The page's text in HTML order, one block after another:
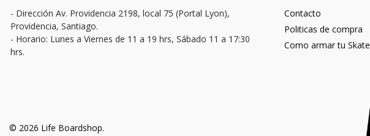
- Dirección Av. Providencia 2198, local 75 (Portal Lyon),
Providencia, Santiago.
- Horario: Lunes a Viernes de 11 a 19 hrs, Sábado 11 a 17:30
hrs.
Contacto
Politicas de compra
Como armar tu Skate
© 2026 Life Boardshop.